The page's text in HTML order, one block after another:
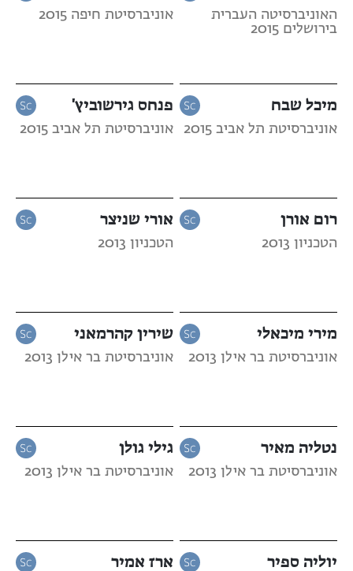
האוניברסיטה העברית
בירושלים 2015
אוניברסיטת חיפה 2015
מיכל שבח
אוניברסיטת תל אביב 2015
פנחס גירשוביץ'
אוניברסיטת תל אביב 2015
רום אורן
הטכניון 2013
אורי שניצר
הטכניון 2013
מירי מיכאלי
אוניברסיטת בר אילן 2013
שירין קהרמאני
אוניברסיטת בר אילן 2013
נטליה מאיר
אוניברסיטת בר אילן 2013
גילי גולן
אוניברסיטת בר אילן 2013
יוליה ספיר ארז אמיר